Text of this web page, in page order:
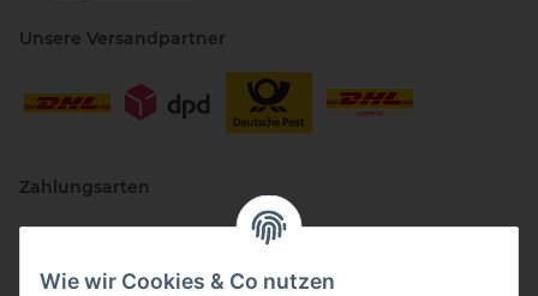
Wie wir Cookies & Co nutzen
Unsere Versandpartner
Zahlungsarten